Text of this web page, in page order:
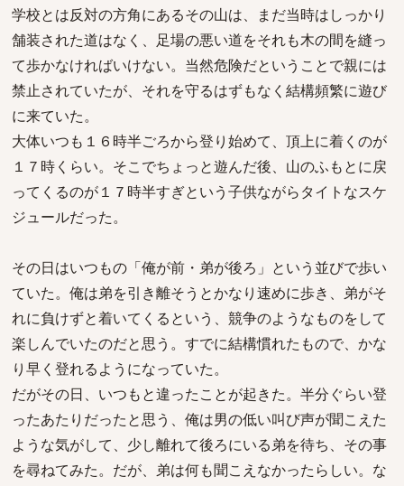
学校とは反対の方角にあるその山は、まだ当時はしっかり
舗装された道はなく、足場の悪い道をそれも木の間を縫っ
て歩かなければいけない。当然危険だということで親には
禁止されていたが、それを守るはずもなく結構頻繁に遊び
に来ていた。
大体いつも１６時半ごろから登り始めて、頂上に着くのが
１７時くらい。そこでちょっと遊んだ後、山のふもとに戻
ってくるのが１７時半すぎという子供ながらタイトなスケ
ジュールだった。
その日はいつもの「俺が前・弟が後ろ」という並びで歩い
ていた。俺は弟を引き離そうとかなり速めに歩き、弟がそ
れに負けずと着いてくるという、競争のようなものをして
楽しんでいたのだと思う。すでに結構慣れたもので、かな
り早く登れるようになっていた。
だがその日、いつもと違ったことが起きた。半分ぐらい登
ったあたりだったと思う、俺は男の低い叫び声が聞こえた
ような気がして、少し離れて後ろにいる弟を待ち、その事
を尋ねてみた。だが、弟は何も聞こえなかったらしい。な